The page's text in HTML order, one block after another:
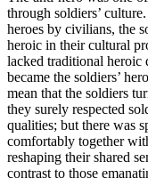
through soldiers’
heroes by civilians, the
heroic in their cultural
lacked traditional heroic
became the soldiers’
mean that the soldiers
they surely respected
qualities; but there was
comfortably together
reshaping their shared
contrast to those